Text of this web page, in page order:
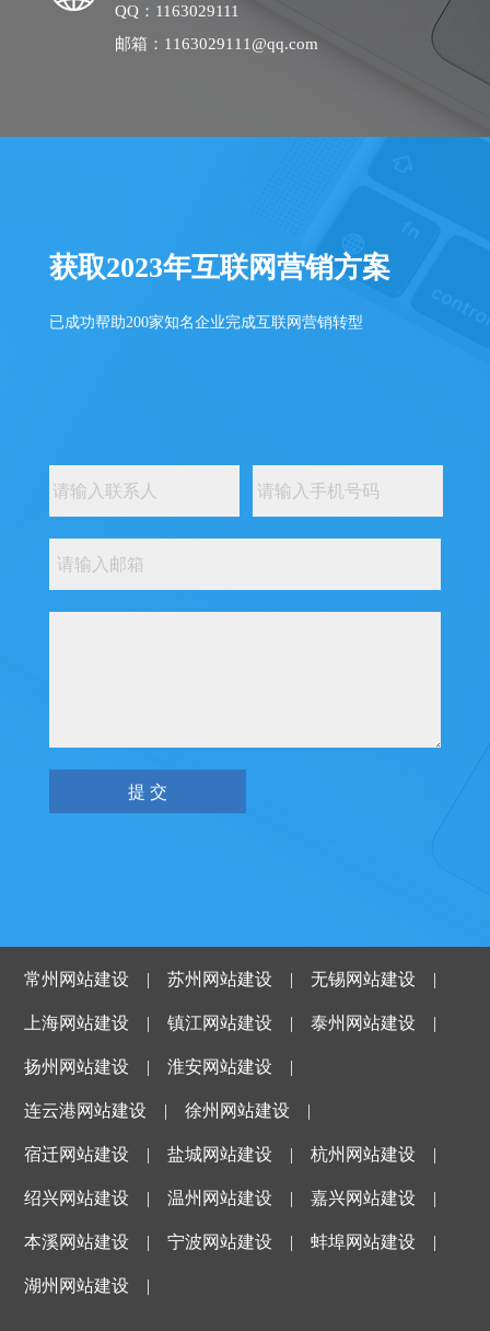
QQ：1163029111
邮箱：1163029111@qq.com
获取2023年互联网营销方案
已成功帮助200家知名企业完成互联网营销转型
常州网站建设 |苏州网站建设 |无锡网站建设 |
上海网站建设 |镇江网站建设 |泰州网站建设 |
扬州网站建设 |淮安网站建设 |
连云港网站建设 |徐州网站建设 |
宿迁网站建设 |盐城网站建设 |杭州网站建设 |
绍兴网站建设 |温州网站建设 |嘉兴网站建设 |
本溪网站建设 |宁波网站建设 |蚌埠网站建设 |
湖州网站建设 |